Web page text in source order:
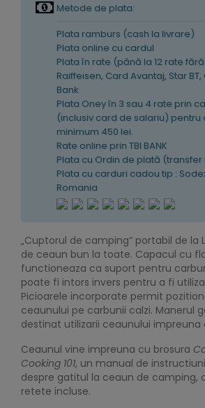
Metode de plata:
Plata ramburs (cash la livrare)
Plata online cu cardul
Plata în rate (pănă la 12 rate
Raiffeisen, Card Avantaj, Star
Bank
Plata Oney în 3 sau 4 rate prin
(inclusiv card de salariu)
minimum 450 lei.
Rate online prin TBI BANK
Plata cu Ordin de plată
Plata cu carduri cadou tip :
Romania
„Cuptorul de camping“ portabil de la
de ceaun bun la toate. Capacul cu
functioneaza ca suport pentru
poate fi intors invers pentru a fi
Picioarele incorporate permit
ceaunului pe carbunii calzi. Manerul
destinat utilizarii ceaunului impreuna
Ceaunul vine impreuna cu brosura
Cooking 101, un manual de
despre gatitul la ceaun de camping,
retete incluse.